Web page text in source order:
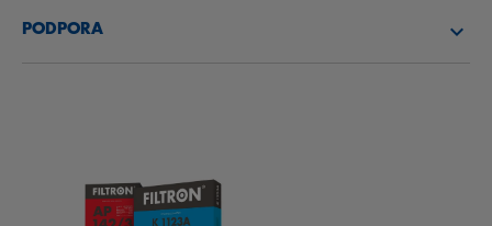
PODPORA
FAQ